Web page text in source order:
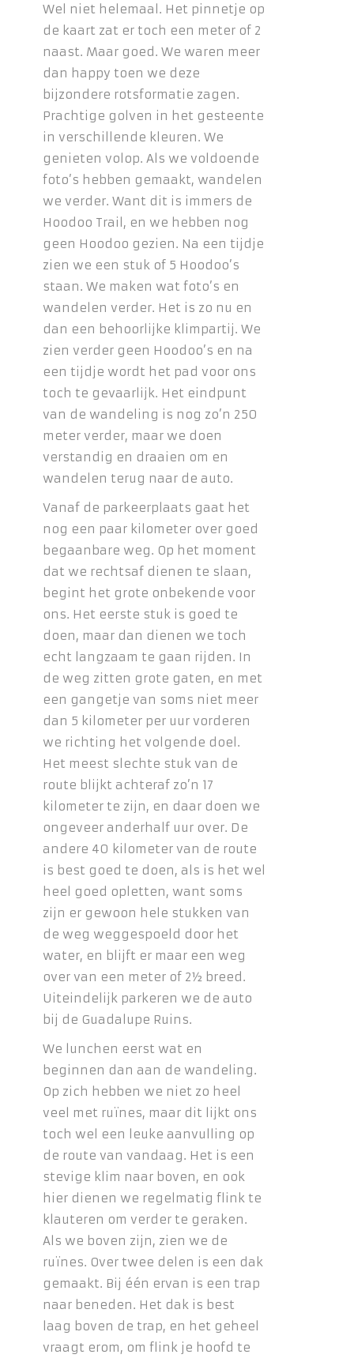
Wel niet helemaal. Het pinnetje op
de kaart zat er toch een meter of 2
naast. Maar goed. We waren meer
dan happy toen we deze
bijzondere rotsformatie zagen.
Prachtige golven in het gesteente
in verschillende kleuren. We
genieten volop. Als we voldoende
foto’s hebben gemaakt, wandelen
we verder. Want dit is immers de
Hoodoo Trail, en we hebben nog
geen Hoodoo gezien. Na een tijdje
zien we een stuk of 5 Hoodoo’s
staan. We maken wat foto’s en
wandelen verder. Het is zo nu en
dan een behoorlijke klimpartij. We
zien verder geen Hoodoo’s en na
een tijdje wordt het pad voor ons
toch te gevaarlijk. Het eindpunt
van de wandeling is nog zo’n 250
meter verder, maar we doen
verstandig en draaien om en
wandelen terug naar de auto.
Vanaf de parkeerplaats gaat het
nog een paar kilometer over goed
begaanbare weg. Op het moment
dat we rechtsaf dienen te slaan,
begint het grote onbekende voor
ons. Het eerste stuk is goed te
doen, maar dan dienen we toch
echt langzaam te gaan rijden. In
de weg zitten grote gaten, en met
een gangetje van soms niet meer
dan 5 kilometer per uur vorderen
we richting het volgende doel.
Het meest slechte stuk van de
route blijkt achteraf zo’n 17
kilometer te zijn, en daar doen we
ongeveer anderhalf uur over. De
andere 40 kilometer van de route
is best goed te doen, als is het wel
heel goed opletten, want soms
zijn er gewoon hele stukken van
de weg weggespoeld door het
water, en blijft er maar een weg
over van een meter of 2½ breed.
Uiteindelijk parkeren we de auto
bij de Guadalupe Ruins.
We lunchen eerst wat en
beginnen dan aan de wandeling.
Op zich hebben we niet zo heel
veel met ruïnes, maar dit lijkt ons
toch wel een leuke aanvulling op
de route van vandaag. Het is een
stevige klim naar boven, en ook
hier dienen we regelmatig flink te
klauteren om verder te geraken.
Als we boven zijn, zien we de
ruïnes. Over twee delen is een dak
gemaakt. Bij één ervan is een trap
naar beneden. Het dak is best
laag boven de trap, en het geheel
vraagt erom, om flink je hoofd te